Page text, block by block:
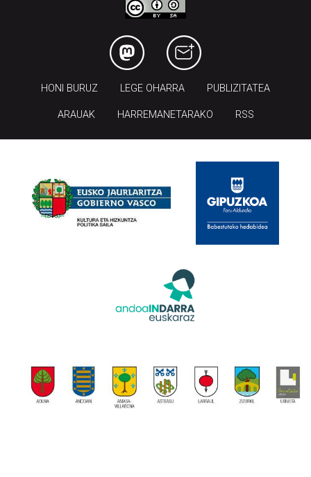
HONI BURUZ LEGE OHARRA PUBLIZITATEA
ARAUAK HARREMANETARAKO RSS